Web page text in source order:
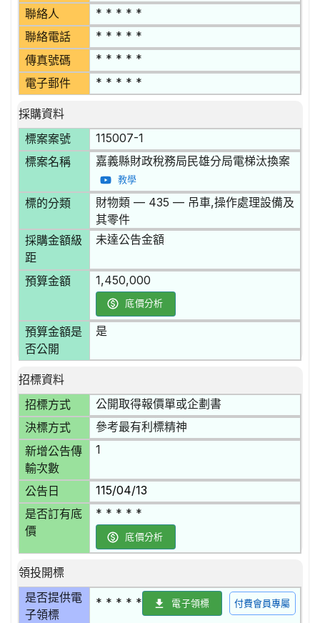
聯絡人 * * * * *
聯絡電話 * * * * *
傳真號碼 * * * * *
電子郵件 * * * * *
採購資料
標案案號
115007-1
標案名稱 嘉義縣財政稅務局民雄分局電梯汰換案
教學
標的分類
財物類 — 435 — 吊車,操作處理設備及
其零件
採購金額級
距
未達公告金額
預算金額 1,450,000
底價分析
預算金額是
否公開
是
招標資料
招標方式
公開取得報價單或企劃書
決標方式 參考最有利標精神
新增公告傳
輸次數
1
公告日 115/04/13
是否訂有底
價
* * * * *
底價分析
領投開標
是否提供電
子領標
* * * * * 電子領標 付費會員專屬